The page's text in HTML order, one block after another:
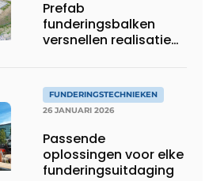
Prefab
funderingsbalken
versnellen realisatie
FUNDERINGSTECHNIEKEN
26 JANUARI 2026
Passende
oplossingen voor elke
funderingsuitdaging